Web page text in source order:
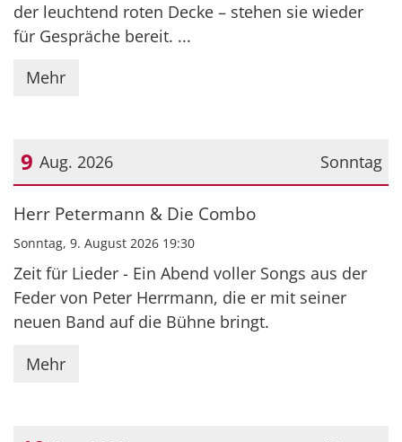
der leuchtend roten Decke – stehen sie wieder
für Gespräche bereit. ...
Mehr
Sonntag
9 Aug. 2026
Datum: 9. August 2026
Herr Petermann & Die Combo
Sonntag, 9. August 2026 19:30
Zeit für Lieder - Ein Abend voller Songs aus der
Feder von Peter Herrmann, die er mit seiner
neuen Band auf die Bühne bringt.
Mehr